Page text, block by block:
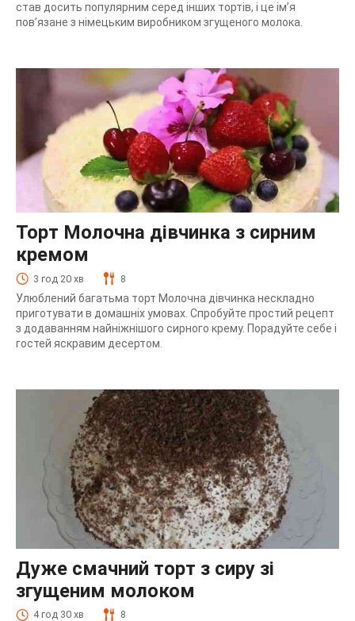
став досить популярним серед інших тортів, і це ім’я
пов’язане з німецьким виробником згущеного молока.
Торт Молочна дівчинка з сирним
кремом
3 год 20 хв 8
Улюблений багатьма торт Молочна дівчинка нескладно
приготувати в домашніх умовах. Спробуйте простий рецепт
з додаванням найніжнішого сирного крему. Порадуйте себе і
гостей яскравим десертом.
Дуже смачний торт з сиру зі
згущеним молоком
4 год 30 хв 8